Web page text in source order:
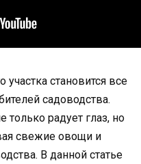
становится все
садоводства.
радует глаз, но
свежие овощи и
В данной статье